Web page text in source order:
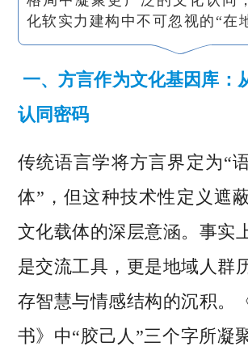
化软实力建构中不可忽视的“在
一、方言作为文化基因库：
认同密码
传统语言学将方言界定为“
体”，但这种技术性定义遮
文化载体的深层意涵。事实
是交流工具，更是地域人群
存智慧与情感结构的沉积。
书》中“胶己人”三个字所凝